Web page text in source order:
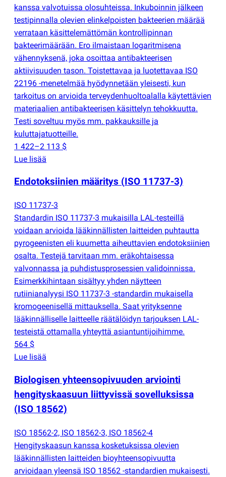
kanssa valvotuissa olosuhteissa. Inkuboinnin jälkeen
testipinnalla olevien elinkelpoisten bakteerien määrää
verrataan käsittelemättömän kontrollipinnan
bakteerimäärään. Ero ilmaistaan logaritmisena
vähennyksenä, joka osoittaa antibakteerisen
aktiivisuuden tason. Toistettavaa ja luotettavaa ISO
22196 -menetelmää hyödynnetään yleisesti, kun
tarkoitus on arvioida terveydenhuoltoalalla käytettävien
materiaalien antibakteerisen käsittelyn tehokkuutta.
Testi soveltuu myös mm. pakkauksille ja
kuluttajatuotteille.
1 422–2 113 $
Lue lisää
Endotoksiinien määritys (ISO 11737-3)
ISO 11737-3
Standardin ISO 11737-3 mukaisilla LAL-testeillä
voidaan arvioida lääkinnällisten laitteiden puhtautta
pyrogeenisten eli kuumetta aiheuttavien endotoksiinien
osalta. Testejä tarvitaan mm. eräkohtaisessa
valvonnassa ja puhdistusprosessien validoinnissa.
Esimerkkihintaan sisältyy yhden näytteen
rutiinianalyysi ISO 11737-3 -standardin mukaisella
kromogeenisellä mittauksella. Saat yrityksenne
lääkinnälliselle laitteelle räätälöidyn tarjouksen LAL-
testeistä ottamalla yhteyttä asiantuntijoihimme.
564 $
Lue lisää
Biologisen yhteensopivuuden arviointi
hengityskaasuun liittyvissä sovelluksissa
(ISO 18562)
ISO 18562-2, ISO 18562-3, ISO 18562-4
Hengityskaasun kanssa kosketuksissa olevien
lääkinnällisten laitteiden bioyhteensopivuutta
arvioidaan yleensä ISO 18562 -standardien mukaisesti.